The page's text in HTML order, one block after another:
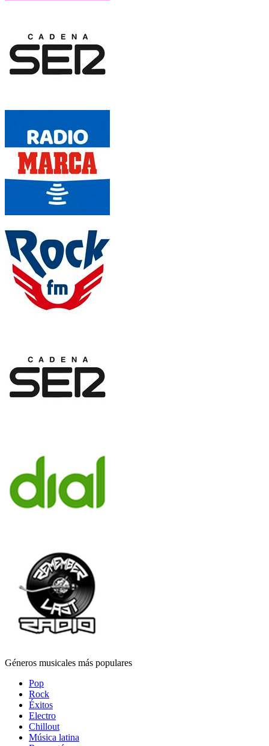
Géneros musicales más populares
Pop
Rock
Éxitos
Electro
Chillout
Música latina